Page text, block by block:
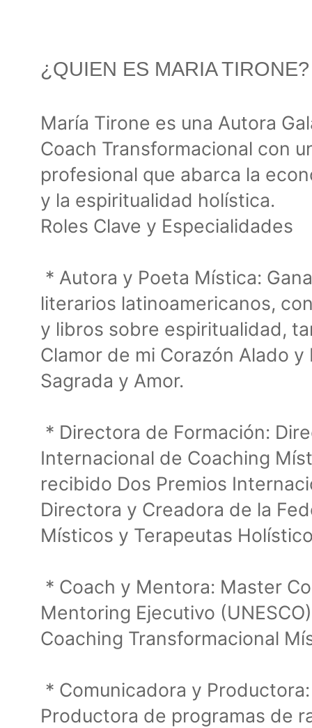
¿QUIEN ES MARIA TIRONE?
María Tirone es una Autora
Coach Transformacional con
profesional que abarca la
y la espiritualidad holística.
Roles Clave y Especialidades
* Autora y Poeta Mística:
literarios latinoamericanos,
y libros sobre espiritualidad,
Clamor de mi Corazón Alado
Sagrada y Amor.
* Directora de Formación:
Internacional de Coaching
recibido Dos Premios
Directora y Creadora de la
Místicos y Terapeutas
* Coach y Mentora: Master
Mentoring Ejecutivo
Coaching Transformacional
* Comunicadora y
Productora de programas de